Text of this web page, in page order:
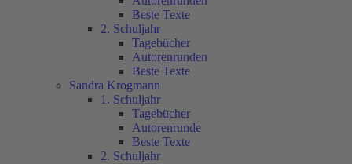
Beste Texte
2. Schuljahr
Tagebücher
Autorenrunden
Beste Texte
Sandra Krogmann
1. Schuljahr
Tagebücher
Autorenrunde
Beste Texte
2. Schuljahr